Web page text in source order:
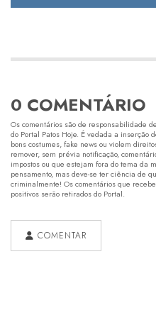
0 COMENTÁRIO
Os comentários são de responsabilidade
do Portal Patos Hoje. É vedada a
bons costumes, fake news ou violem
remover, sem prévia notificação,
impostos ou que estejam fora do tema da
pensamento, mas deve-se ter ciência de
criminalmente! Os comentários que
positivos serão retirados do Portal.
COMENTAR